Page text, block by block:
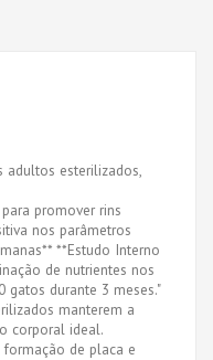
esterilizados,
promover rins
nos parâmetros
**Estudo Interno
de nutrientes nos
gatos durante 3 meses."
manterem a
corporal ideal.
de placa e